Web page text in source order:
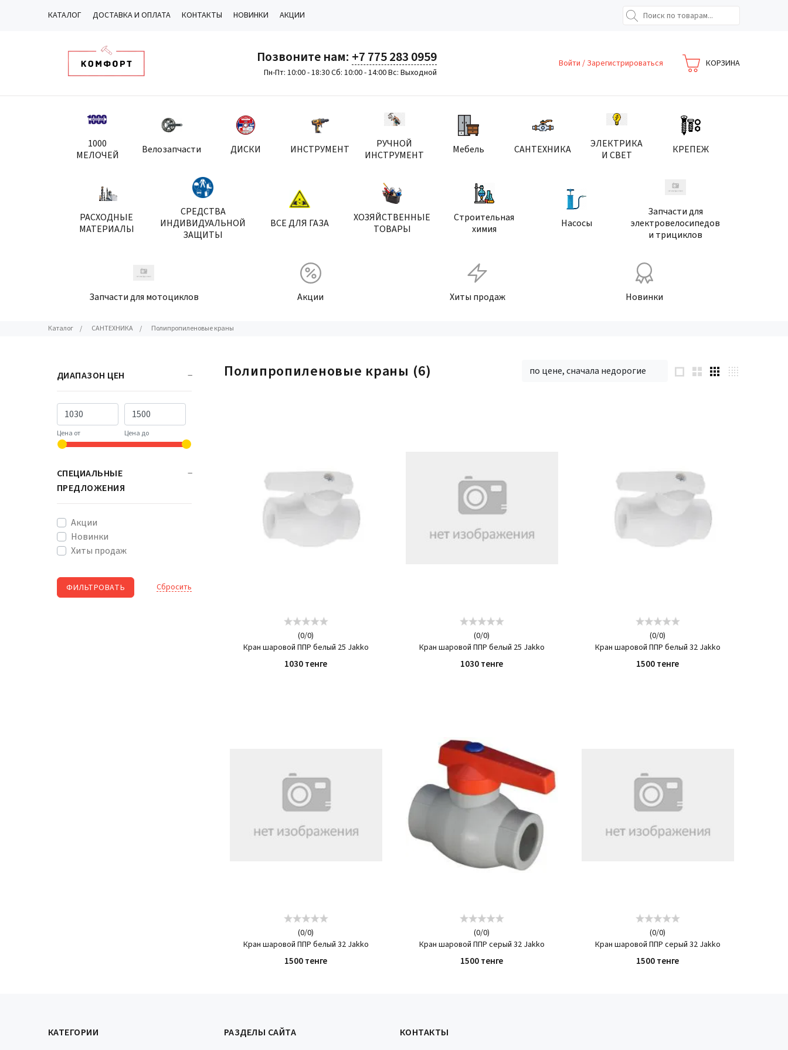
КАТАЛОГ ДОСТАВКА И ОПЛАТА КОНТАКТЫ НОВИНКИ АКЦИИ
Позвоните нам: +7 775 283 0959
Пн-Пт: 10:00 - 18:30 Сб: 10:00 - 14:00 Вс: Выходной
Войти / Зарегистрироваться КОРЗИНА
1000
МЕЛОЧЕЙ
Велозапчасти ДИСКИ ИНСТРУМЕНТ
РУЧНОЙ
ИНСТРУМЕНТ
Мебель САНТЕХНИКА
ЭЛЕКТРИКА
И СВЕТ
КРЕПЕЖ
РАСХОДНЫЕ
МАТЕРИАЛЫ
СРЕДСТВА
ИНДИВИДУАЛЬНОЙ
ЗАЩИТЫ
ВСЕ ДЛЯ ГАЗА
ХОЗЯЙСТВЕННЫЕ
ТОВАРЫ
Строительная
химия
Насосы
Запчасти для
электровелосипедов
и трициклов
Запчасти для мотоциклов Акции Хиты продаж Новинки
Каталог / САНТЕХНИКА / Полипропиленовые краны
ДИАПАЗОН ЦЕН
Цена от Цена до
СПЕЦИАЛЬНЫЕ
ПРЕДЛОЖЕНИЯ
Акции
Новинки
Хиты продаж
Cбросить
Полипропиленовые краны (6) по цене, сначала недорогие
(0/0)
Кран шаровой ППР белый 25 Jakko
1030 тенге
(0/0)
Кран шаровой ППР белый 25 Jakko
1030 тенге
(0/0)
Кран шаровой ППР белый 32 Jakko
1500 тенге
(0/0)
Кран шаровой ППР белый 32 Jakko
1500 тенге
(0/0)
Кран шаровой ППР серый 32 Jakko
1500 тенге
(0/0)
Кран шаровой ППР серый 32 Jakko
1500 тенге
КАТЕГОРИИ РАЗДЕЛЫ САЙТА КОНТАКТЫ